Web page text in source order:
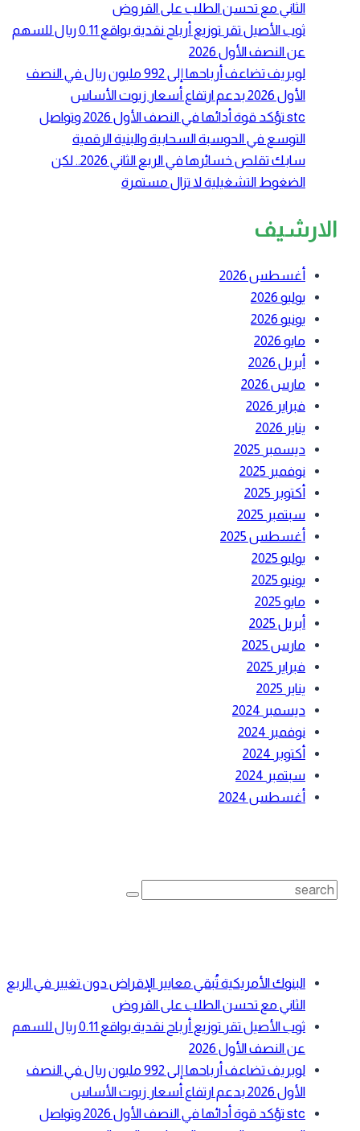
الثاني مع تحسن الطلب على القروض
ثوب الأصيل تقر توزيع أرباح نقدية بواقع 0.11 ريال للسهم
عن النصف الأول 2026
لوبريف تضاعف أرباحها إلى 992 مليون ريال في النصف
الأول 2026 بدعم ارتفاع أسعار زيوت الأساس
stc تؤكد قوة أدائها في النصف الأول 2026 وتواصل
التوسع في الحوسبة السحابية والبنية الرقمية
سابك تقلص خسائرها في الربع الثاني 2026.. لكن
الضغوط التشغيلية لا تزال مستمرة
الارشيف
أغسطس 2026
يوليو 2026
يونيو 2026
مايو 2026
أبريل 2026
مارس 2026
فبراير 2026
يناير 2026
ديسمبر 2025
نوفمبر 2025
أكتوبر 2025
سبتمبر 2025
أغسطس 2025
يوليو 2025
يونيو 2025
مايو 2025
أبريل 2025
مارس 2025
فبراير 2025
يناير 2025
ديسمبر 2024
نوفمبر 2024
أكتوبر 2024
سبتمبر 2024
أغسطس 2024
Search
البنوك الأمريكية تُبقي معايير الإقراض دون تغيير في الربع
الثاني مع تحسن الطلب على القروض
ثوب الأصيل تقر توزيع أرباح نقدية بواقع 0.11 ريال للسهم
عن النصف الأول 2026
لوبريف تضاعف أرباحها إلى 992 مليون ريال في النصف
الأول 2026 بدعم ارتفاع أسعار زيوت الأساس
stc تؤكد قوة أدائها في النصف الأول 2026 وتواصل